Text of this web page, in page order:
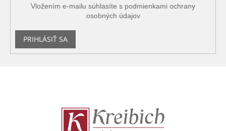
Vložením e-mailu súhlasíte s podmienkami ochrany
osobných údajov
PRIHLÁSIŤ SA